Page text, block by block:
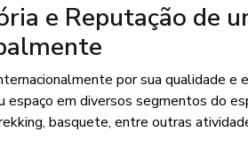
e Reputação de
por sua qualidade e
espaço em diversos segmentos do
basquete, entre outras